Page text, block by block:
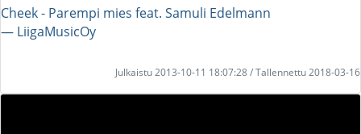
Cheek - Parempi mies feat. Samuli Edelmann
― LiigaMusicOy
Julkaistu 2013-10-11 18:07:28 / Tallennettu 2018-03-16